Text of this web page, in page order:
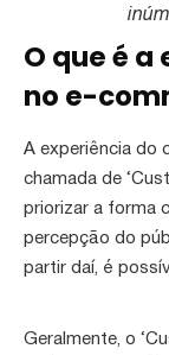
O que é
no e-
A experiência do
chamada de
priorizar a forma
percepção do
partir daí, é
Geralmente, o